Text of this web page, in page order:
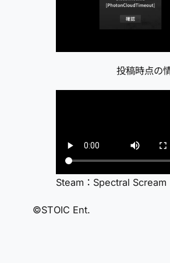
投稿時点の
Steam：Spectral Scream
©STOIC Ent.